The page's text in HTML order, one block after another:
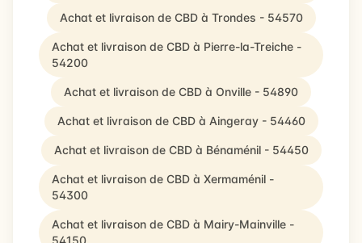
Achat et livraison de CBD à Trondes - 54570
Achat et livraison de CBD à Pierre-la-Treiche -
54200
Achat et livraison de CBD à Onville - 54890
Achat et livraison de CBD à Aingeray - 54460
Achat et livraison de CBD à Bénaménil - 54450
Achat et livraison de CBD à Xermaménil -
54300
Achat et livraison de CBD à Mairy-Mainville -
54150